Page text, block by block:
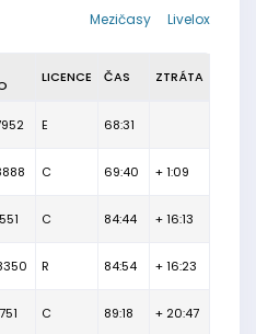
Livelox
Mezičasy
LICENCE ČAS ZTRÁTA
E 68:31
C 69:40 + 1:09
C 84:44 + 16:13
R 84:54 + 16:23
C 89:18 + 20:47